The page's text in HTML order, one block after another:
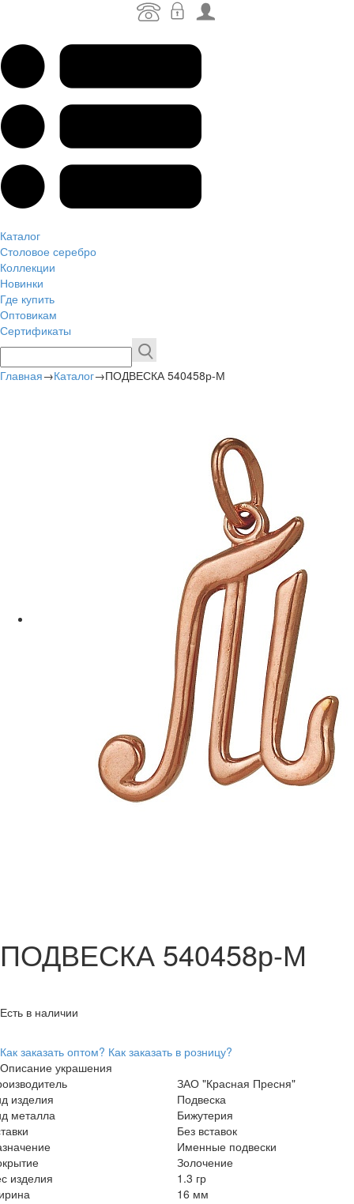
Каталог
Столовое серебро
Коллекции
Новинки
Где купить
Оптовикам
Сертификаты
Главная→Каталог→ПОДВЕСКА 540458р-М
ПОДВЕСКА 540458р-М
Есть в наличии
Как заказать оптом? Как заказать в розницу?
Описание украшения
ЗАО "Красная Пресня"
изделия
Подвеска
металла
Бижутерия
Без вставок
Именные подвески
Золочение
изделия
1.3 гр
16 мм